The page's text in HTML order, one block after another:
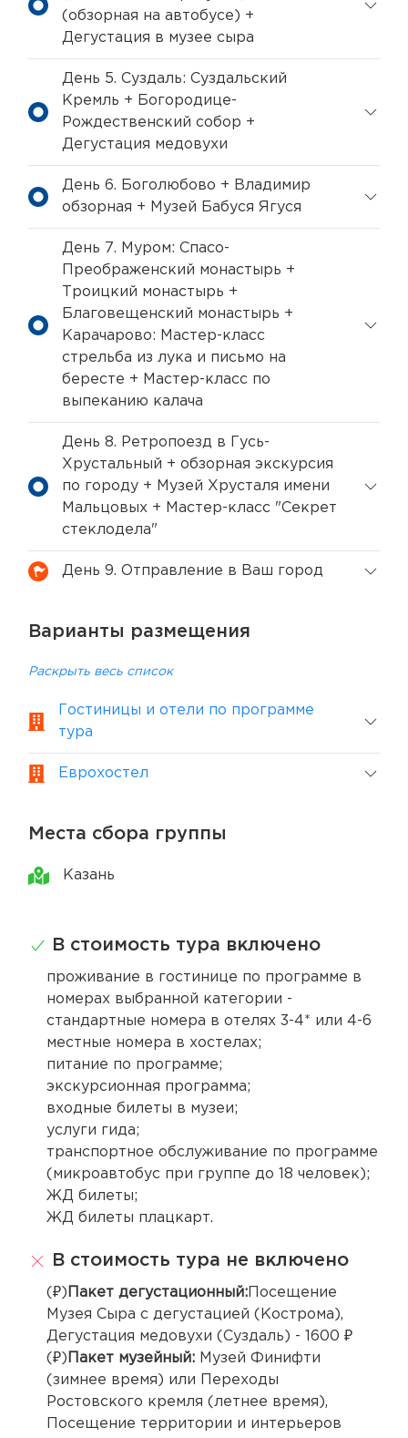
(обзорная на автобусе) +
Дегустация в музее сыра
День 5. Суздаль: Суздальский
Кремль + Богородице-
Рождественский собор +
Дегустация медовухи
День 6. Боголюбово + Владимир
обзорная + Музей Бабуся Ягуся
День 7. Муром: Спасо-
Преображенский монастырь +
Троицкий монастырь +
Благовещенский монастырь +
Карачарово: Мастер-класс
стрельба из лука и письмо на
бересте + Мастер-класс по
выпеканию калача
День 8. Ретропоезд в Гусь-
Хрустальный + обзорная экскурсия
по городу + Музей Хрусталя имени
Мальцовых + Мастер-класс "Секрет
стеклодела"
День 9. Отправление в Ваш город
Варианты размещения
Раскрыть весь список
Гостиницы и отели по программе
тура
Еврохостел
Места сбора группы
Казань
В стоимость тура включено
проживание в гостинице по программе в
номерах выбранной категории -
стандартные номера в отелях 3-4* или 4-6
местные номера в хостелах;
питание по программе;
экскурсионная программа;
входные билеты в музеи;
услуги гида;
транспортное обслуживание по программе
(микроавтобус при группе до 18 человек);
ЖД билеты;
ЖД билеты плацкарт.
В стоимость тура не включено
(₽) Пакет дегустационный: Посещение
Музея Сыра с дегустацией (Кострома),
Дегустация медовухи (Суздаль) - 1600 ₽
(₽) Пакет музейный: Музей Финифти
(зимнее время) или Переходы
Ростовского кремля (летнее время),
Посещение территории и интерьеров